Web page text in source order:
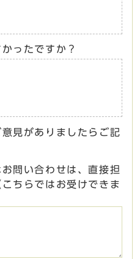
ったですか？
見がありましたらご記
問い合わせは、直接担
ちらではお受けできま